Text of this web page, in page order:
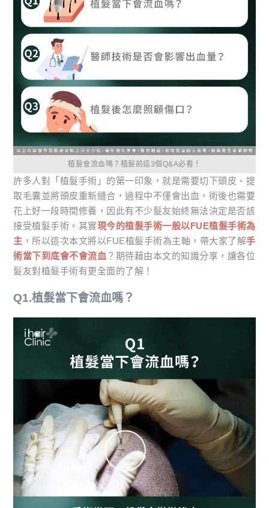
植髮會流血嗎？植髮前這3個Q&A必看！
許多人對「植髮手術」的第一印象，就是需要切下頭皮、提
取毛囊並將頭皮重新縫合，過程中不僅會出血，術後也需要
花上好一段時間修養，因此有不少髮友始終無法決定是否該
接受植髮手術。其實現今的植髮手術一般以FUE植髮手術為
主 ，所以這次本文將以FUE植髮手術為主軸，帶大家了解手
術當下到底會不會流血 ？期待藉由本文的知識分享，讓各位
髮友對植髮手術有更全面的了解！
Q1.植髮當下會流血嗎？